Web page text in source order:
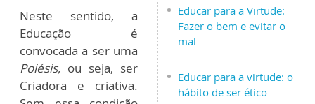
Educar para a Virtude:
Fazer o bem e evitar o
mal
Educar para a virtude: o
hábito de ser ético
Neste sentido, a
Educação é
convocada a ser uma
Poiésis, ou seja, ser
Criadora e criativa.